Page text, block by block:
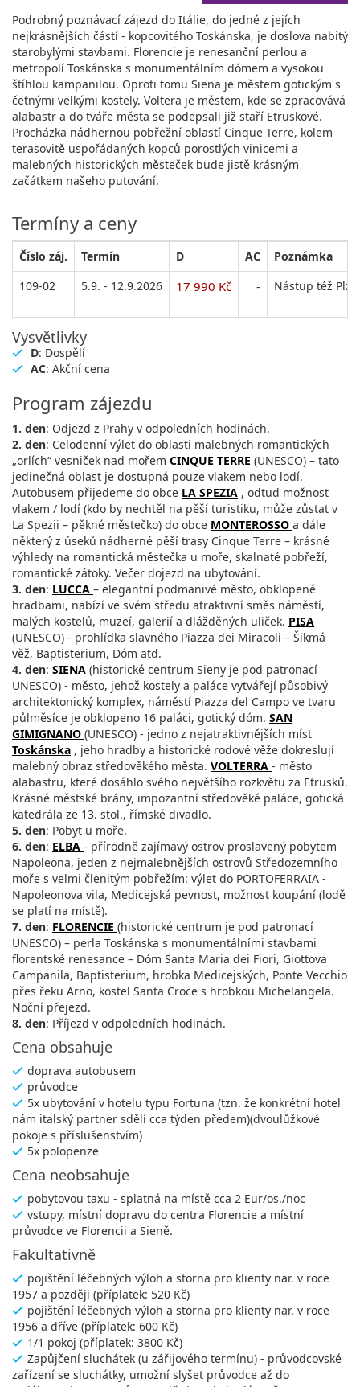
Podrobný poznávací zájezd do Itálie, do jedné z jejích
nejkrásnějších částí - kopcovitého Toskánska, je doslova nabitý
starobylými stavbami. Florencie je renesanční perlou a
metropolí Toskánska s monumentálním dómem a vysokou
štíhlou kampanilou. Oproti tomu Siena je městem gotickým s
četnými velkými kostely. Voltera je městem, kde se zpracovává
alabastr a do tváře města se podepsali již staří Etruskové.
Procházka nádhernou pobřežní oblastí Cinque Terre, kolem
terasovitě uspořádaných kopců porostlých vinicemi a
malebných historických městeček bude jistě krásným
začátkem našeho putování.
Termíny a ceny
Číslo záj. Termín D AC
Poznámka
109-02
5.9. - 12.9.2026 17 990 Kč - Nástup též
Vysvětlivky
D: Dospělí
AC: Akční cena
Program zájezdu
1. den: Odjezd z Prahy v odpoledních hodinách.
2. den: Celodenní výlet do oblasti malebných romantických
„orlích“ vesniček nad mořem CINQUE TERRE (UNESCO) – tato
jedinečná oblast je dostupná pouze vlakem nebo lodí.
Autobusem přijedeme do obce LA SPEZIA , odtud možnost
vlakem / lodí (kdo by nechtěl na pěší turistiku, může zůstat v
La Spezii – pěkné městečko) do obce MONTEROSSO a dále
některý z úseků nádherné pěší trasy Cinque Terre – krásné
výhledy na romantická městečka u moře, skalnaté pobřeží,
romantické zátoky. Večer dojezd na ubytování.
3. den: LUCCA – elegantní podmanivé město, obklopené
hradbami, nabízí ve svém středu atraktivní směs náměstí,
malých kostelů, muzeí, galerií a dlážděných uliček. PISA
(UNESCO) - prohlídka slavného Piazza dei Miracoli – Šikmá
věž, Baptisterium, Dóm atd.
4. den: SIENA (historické centrum Sieny je pod patronací
UNESCO) - město, jehož kostely a paláce vytvářejí působivý
architektonický komplex, náměstí Piazza del Campo ve tvaru
půlměsíce je obklopeno 16 paláci, gotický dóm. SAN
GIMIGNANO (UNESCO) - jedno z nejatraktivnějších míst
Toskánska , jeho hradby a historické rodové věže dokreslují
malebný obraz středověkého města. VOLTERRA - město
alabastru, které dosáhlo svého největšího rozkvětu za Etrusků.
Krásné městské brány, impozantní středověké paláce, gotická
katedrála ze 13. stol., římské divadlo.
5. den: Pobyt u moře.
6. den: ELBA - přírodně zajímavý ostrov proslavený pobytem
Napoleona, jeden z nejmalebnějších ostrovů Středozemního
moře s velmi členitým pobřežím: výlet do PORTOFERRAIA -
Napoleonova vila, Medicejská pevnost, možnost koupání (lodě
se platí na místě).
7. den: FLORENCIE (historické centrum je pod patronací
UNESCO) – perla Toskánska s monumentálními stavbami
florentské renesance – Dóm Santa Maria dei Fiori, Giottova
Campanila, Baptisterium, hrobka Medicejských, Ponte Vecchio
přes řeku Arno, kostel Santa Croce s hrobkou Michelangela.
Noční přejezd.
8. den: Příjezd v odpoledních hodinách.
Cena obsahuje
doprava autobusem
průvodce
5x ubytování v hotelu typu Fortuna (tzn. že konkrétní hotel
nám italský partner sdělí cca týden předem)(dvoulůžkové
pokoje s příslušenstvím)
5x polopenze
Cena neobsahuje
pobytovou taxu - splatná na místě cca 2 Eur/os./noc
vstupy, místní dopravu do centra Florencie a místní
průvodce ve Florencii a Sieně.
Fakultativně
pojištění léčebných výloh a storna pro klienty nar. v roce
1957 a později (příplatek: 520 Kč)
pojištění léčebných výloh a storna pro klienty nar. v roce
1956 a dříve (příplatek: 600 Kč)
1/1 pokoj (příplatek: 3800 Kč)
Zapůjčení sluchátek (u zářijového termínu) - průvodcovské
zařízení se sluchátky, umožní slyšet průvodce až do